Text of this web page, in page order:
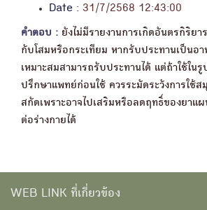
Date : 31/7/2568 12:43:00
คำตอบ : ยังไม่มีรายงานการเกิดอันตรกิริย
กับโสมหรือกระเทียม หากรับประทานเป็นอ
เหมาะสมสามารถรับประทานได้ แต่ถ้าใช้ใน
ปรึกษาแพทย์ก่อนใช้ ควรระมัดระวังการใช้ส
สกัดเพราะอาจไปเสริมหรือลดฤทธิ์ของยาแ
ต่อร่างกายได้
WEB LINK ที่เกี่ยวข้อง